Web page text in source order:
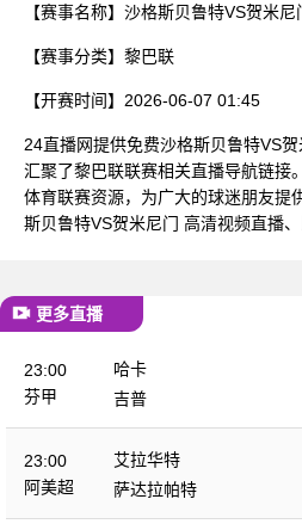
【赛事名称】 沙格斯贝鲁特VS贺米
【赛事分类】 黎巴联
【开赛时间】 2026-06-07 01:45
24直播网提供免费沙格斯贝鲁特VS贺
汇聚了黎巴联联赛相关直播导航链接
体育联赛资源，为广大的球迷朋友提
斯贝鲁特VS贺米尼门 高清视频直播、
更多直播
23:00
芬甲
哈卡
吉普
23:00
阿美超
艾拉华特
萨达拉帕特